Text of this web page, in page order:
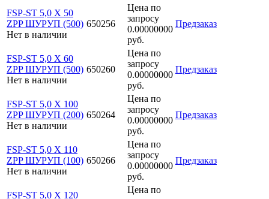
FSP-ST 5,0 X 50
ZPP ШУРУП (500)
Нет в наличии
650256
Цена по
запросу
0.00000000
руб.
Предзаказ
FSP-ST 5,0 X 60
ZPP ШУРУП (500)
Нет в наличии
650260
Цена по
запросу
0.00000000
руб.
Предзаказ
FSP-ST 5,0 X 100
ZPP ШУРУП (200)
Нет в наличии
650264
Цена по
запросу
0.00000000
руб.
Предзаказ
FSP-ST 5,0 X 110
ZPP ШУРУП (100)
Нет в наличии
650266
Цена по
запросу
0.00000000
руб.
Предзаказ
FSP-ST 5,0 X 120
Цена по